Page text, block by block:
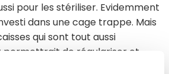
pour les stériliser. Evidemment
dans une cage trappe. Mais
qui sont tout aussi
permettrait de régulariser et
de stérilisations